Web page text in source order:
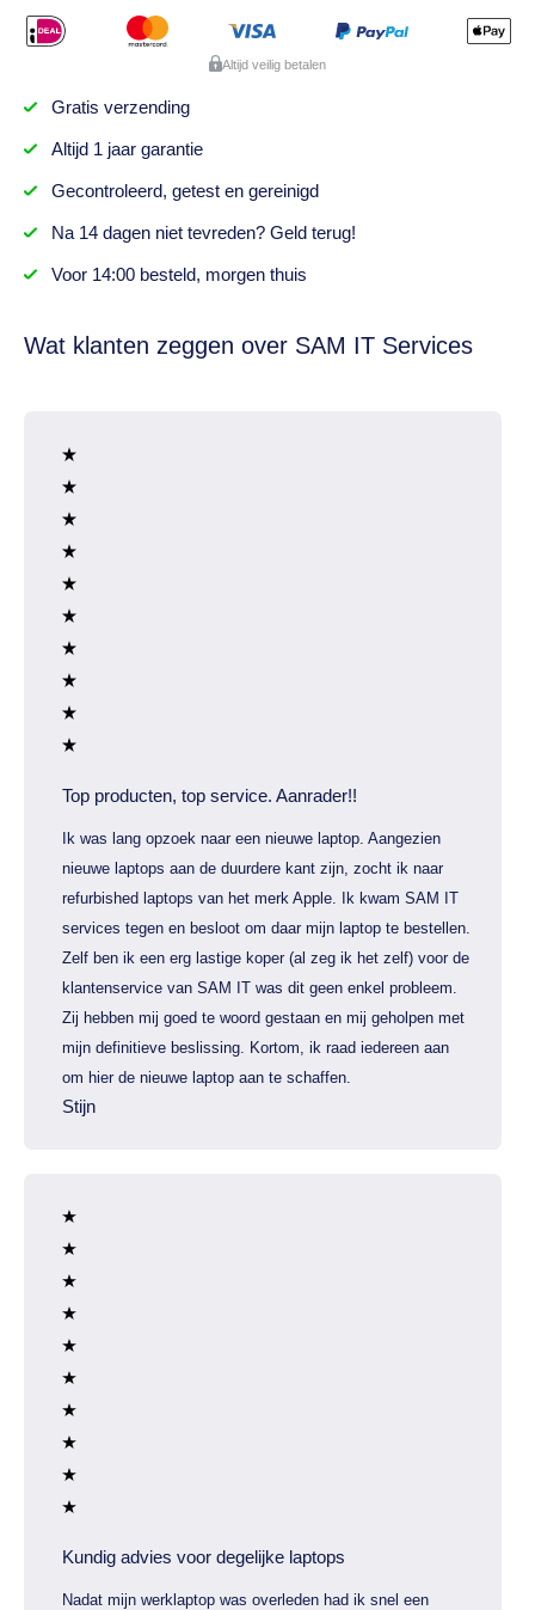
Altijd veilig betalen
Gratis verzending
Altijd 1 jaargarantie
Gecontroleerd, getesten gereinigd
Na 14 dagenniet tevreden? Geld terug!
Voor 14:00 besteld, morgen thuis
Wat klanten zeggen over SAM IT Services
Top producten, top service. Aanrader!!
Ik was lang opzoek naar een nieuwe laptop. Aangezien
nieuwe laptops aan de duurdere kant zijn, zocht ik naar
refurbished laptops van het merk Apple. Ik kwam SAM IT
services tegen en besloot om daar mijn laptop te bestellen.
Zelf ben ik een erg lastige koper (al zeg ik het zelf) voor de
klantenservice van SAM IT was dit geen enkel probleem.
Zij hebben mij goed te woord gestaan en mij geholpen met
mijn definitieve beslissing. Kortom, ik raad iedereen aan
om hier de nieuwe laptop aan te schaffen.
Stijn
Kundig advies voor degelijke laptops
Nadat mijn werklaptop was overleden had ik snel een